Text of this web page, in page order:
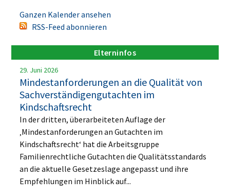
Ganzen Kalender ansehen
RSS-Feed abonnieren
Elterninfos
29. Juni 2026
Mindestanforderungen an die Qualität von
Sachverständigengutachten im
Kindschaftsrecht
In der dritten, überarbeiteten Auflage der
‚Mindestanforderungen an Gutachten im
Kindschaftsrecht‘ hat die Arbeitsgruppe
Familienrechtliche Gutachten die Qualitätsstandards
an die aktuelle Gesetzeslage angepasst und ihre
Empfehlungen im Hinblick auf...